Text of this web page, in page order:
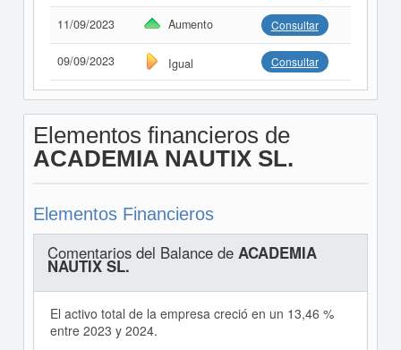
11/09/2023 Aumento Consultar
09/09/2023 Igual Consultar
Elementos financieros de
ACADEMIA NAUTIX SL.
Elementos Financieros
Comentarios del Balance de ACADEMIA
NAUTIX SL.
El activo total de la empresa creció en un 13,46 %
entre 2023 y 2024.